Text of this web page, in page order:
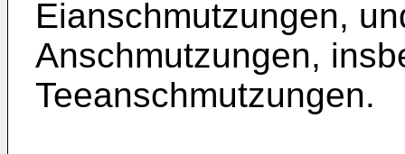
Eianschmutzungen,
Anschmutzungen,
Teeanschmutzungen.